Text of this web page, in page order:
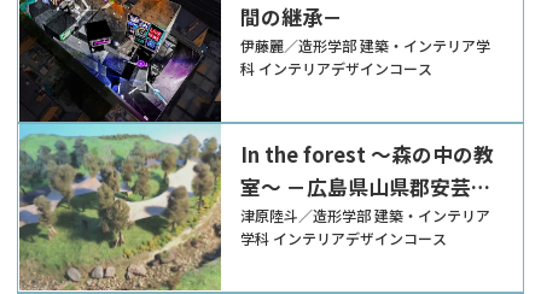
間の継承－
伊藤麗／造形学部 建築・インテリア学
科 インテリアデザインコース
In the forest ～森の中の教
室～ －広島県山県郡安芸太
田町の自然を深化させる交
流の場の提案－
津原陸斗／造形学部 建築・インテリア
学科 インテリアデザインコース